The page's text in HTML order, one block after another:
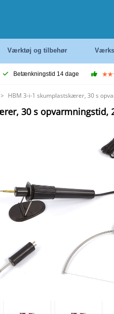
Værktøj og tilbehør
Betænkningstid 14 dage
> HBM 3-i-1 skumplastskærer, 30 s
30 s opvarmningstid,